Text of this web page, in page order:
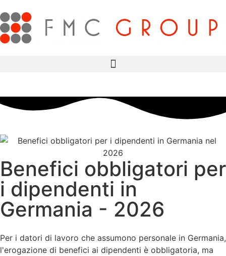
Benefici obbligatori per
i dipendenti in
Germania - 2026
Per i datori di lavoro che assumono personale in Germania,
l'erogazione di benefici ai dipendenti è obbligatoria, ma